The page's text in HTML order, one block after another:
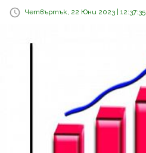
Четвъртък, 22 Юни 2023 | 12:37:35